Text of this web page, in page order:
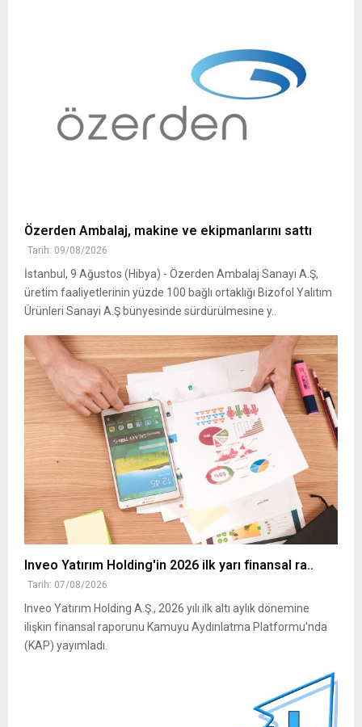
Özerden Ambalaj, makine ve ekipmanlarını sattı
Tarih: 09/08/2026
İstanbul, 9 Ağustos (Hibya) - Özerden Ambalaj Sanayi A.Ş,
üretim faaliyetlerinin yüzde 100 bağlı ortaklığı Bizofol Yalıtım
Ürünleri Sanayi A.Ş bünyesinde sürdürülmesine y..
Inveo Yatırım Holding'in 2026 ilk yarı finansal ra..
Tarih: 07/08/2026
Inveo Yatırım Holding A.Ş., 2026 yılı ilk altı aylık dönemine
ilişkin finansal raporunu Kamuyu Aydınlatma Platformu'nda
(KAP) yayımladı.